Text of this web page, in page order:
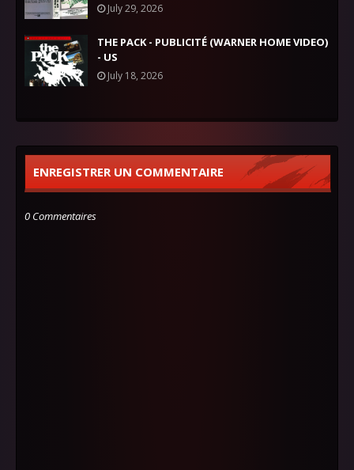
July 29, 2026
THE PACK - PUBLICITÉ (WARNER HOME VIDEO)
- US
July 18, 2026
ENREGISTRER UN COMMENTAIRE
0 Commentaires